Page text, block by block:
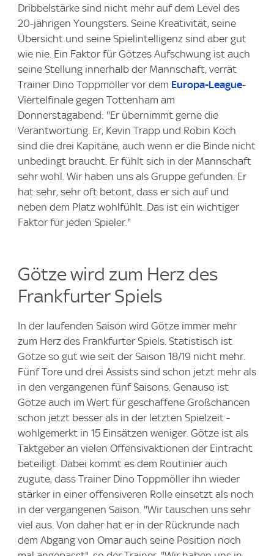
Dribbelstärke sind nicht mehr auf dem Level des
20-jährigen Youngsters. Seine Kreativität, seine
Übersicht und seine Spielintelligenz sind aber gut
wie nie. Ein Faktor für Götzes Aufschwung ist auch
seine Stellung innerhalb der Mannschaft, verrät
Trainer Dino Toppmöller vor dem Europa-League-
Viertelfinale gegen Tottenham am
Donnerstagabend: "Er übernimmt gerne die
Verantwortung. Er, Kevin Trapp und Robin Koch
sind die drei Kapitäne, auch wenn er die Binde nicht
unbedingt braucht. Er fühlt sich in der Mannschaft
sehr wohl. Wir haben uns als Gruppe gefunden. Er
hat sehr, sehr oft betont, dass er sich auf und
neben dem Platz wohlfühlt. Das ist ein wichtiger
Faktor für jeden Spieler."
Götze wird zum Herz des
Frankfurter Spiels
In der laufenden Saison wird Götze immer mehr
zum Herz des Frankfurter Spiels. Statistisch ist
Götze so gut wie seit der Saison 18/19 nicht mehr.
Fünf Tore und drei Assists sind schon jetzt mehr als
in den vergangenen fünf Saisons. Genauso ist
Götze auch im Wert für geschaffene Großchancen
schon jetzt besser als in der letzten Spielzeit -
wohlgemerkt in 15 Einsätzen weniger. Götze ist als
Taktgeber an vielen Offensivaktionen der Eintracht
beteiligt. Dabei kommt es dem Routinier auch
zugute, dass Trainer Dino Toppmöller ihn wieder
stärker in einer offensiveren Rolle einsetzt als noch
in der vergangenen Saison. "Wir tauschen uns sehr
viel aus. Von daher hat er in der Rückrunde nach
dem Abgang von Omar auch seine Position noch